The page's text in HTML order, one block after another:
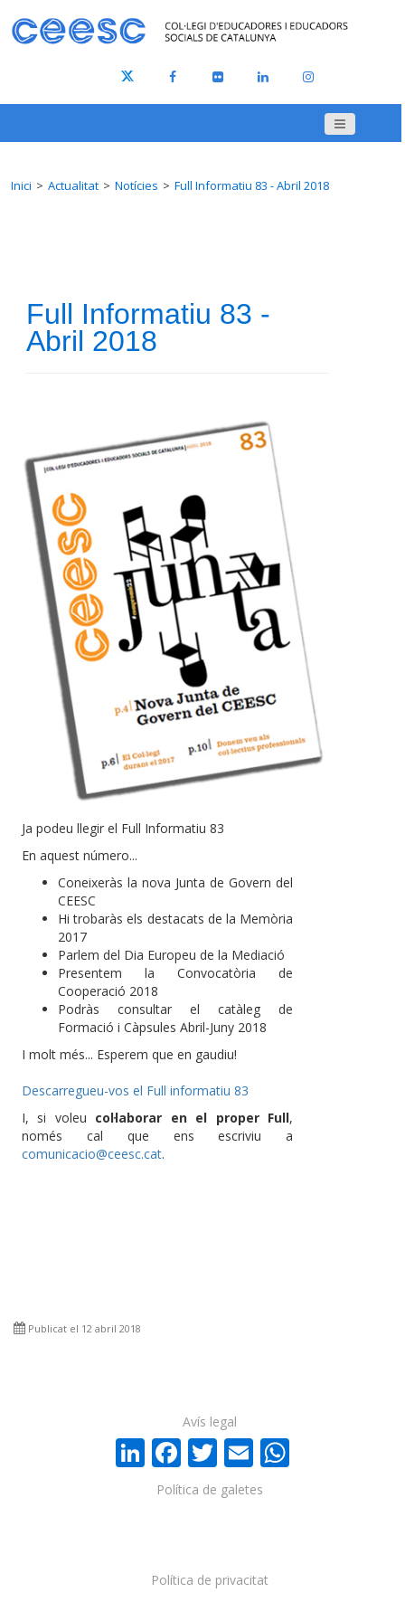
Inici Actualitat Notícies Full Informatiu 83 - Abril 2018
Full Informatiu 83 -
Abril 2018
Ja podeu llegir el Full Informatiu 83
En aquest número...
Coneixeràs la nova Junta de Govern del
CEESC
Hi trobaràs els destacats de la Memòria
2017
Parlem del Dia Europeu de la Mediació
Presentem la Convocatòria de
Cooperació 2018
Podràs consultar el catàleg de
Formació i Càpsules Abril-Juny 2018
I molt més... Esperem que en gaudiu!
Descarregueu-vos el Full informatiu 83
I, si voleu col·laborar en el proper Full,
només cal que ens escriviu a
comunicacio@ceesc.cat.
Publicat el 12 abril 2018
LinkedIn
Facebook
Twitter
Email
Política de privacitat
Política de galetes
Avís legal